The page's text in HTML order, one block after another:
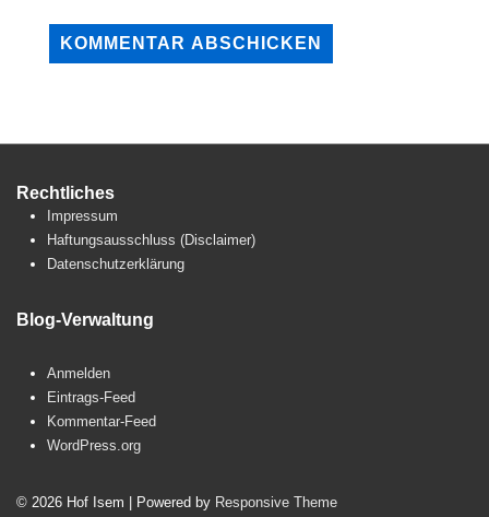
Rechtliches
Impressum
Haftungsausschluss (Disclaimer)
Datenschutzerklärung
Blog-Verwaltung
Anmelden
Eintrags-Feed
Kommentar-Feed
WordPress.org
© 2026 Hof Isem | Powered by Responsive Theme